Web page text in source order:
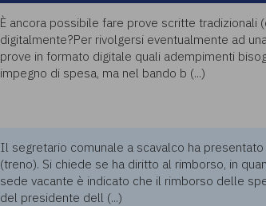
È ancora possibile fare prove scritte tradizionali
digitalmente?Per rivolgersi eventualmente ad
prove in formato digitale quali adempimenti
impegno di spesa, ma nel bando b (...)
Il segretario comunale a scavalco ha presentato
(treno). Si chiede se ha diritto al rimborso, in
sede vacante è indicato che il rimborso delle
del presidente dell (...)